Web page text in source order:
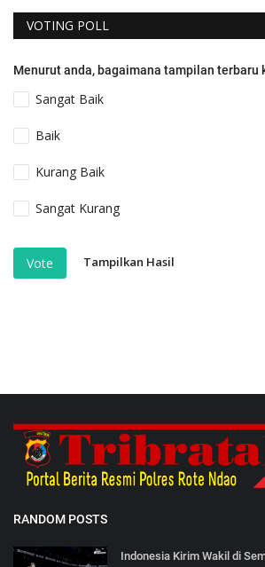
VOTING POLL
Menurut anda, bagaimana tampilan terbaru
Sangat Baik
Baik
Kurang Baik
Sangat Kurang
Vote Tampilkan Hasil
RANDOM POSTS
Indonesia Kirim Wakil di